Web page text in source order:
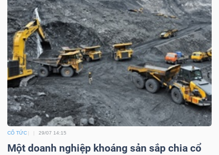
CỔ TỨC 29/07 14:15
Một doanh nghiệp khoáng sản sắp chia cổ
cụ
đầu
tư
Truyền
thông
tài